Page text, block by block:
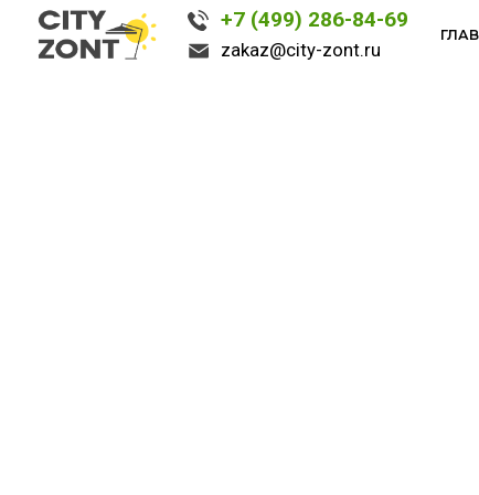
zakaz@city-zont.ru
+7 (499) 286-84-69
ГЛАВНАЯ
zakaz@city-zont.ru
+7 (499) 286-84-69
ГЛАВНАЯ